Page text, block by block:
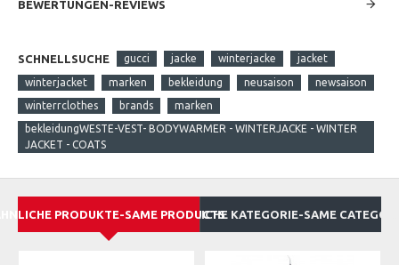
BEWERTUNGEN-REVIEWS
SCHNELLSUCHE gucci jacke winterjacke jacket
winterjacket marken bekleidung neusaison
newsaison
winterrclothes
brands
marken
bekleidungWESTE-VEST- BODYWARMER - WINTERJACKE - WINTER
JACKET - COATS
PRODUKTE-SAME PRODUCTSGLEICHE KATEGORIE-SAME